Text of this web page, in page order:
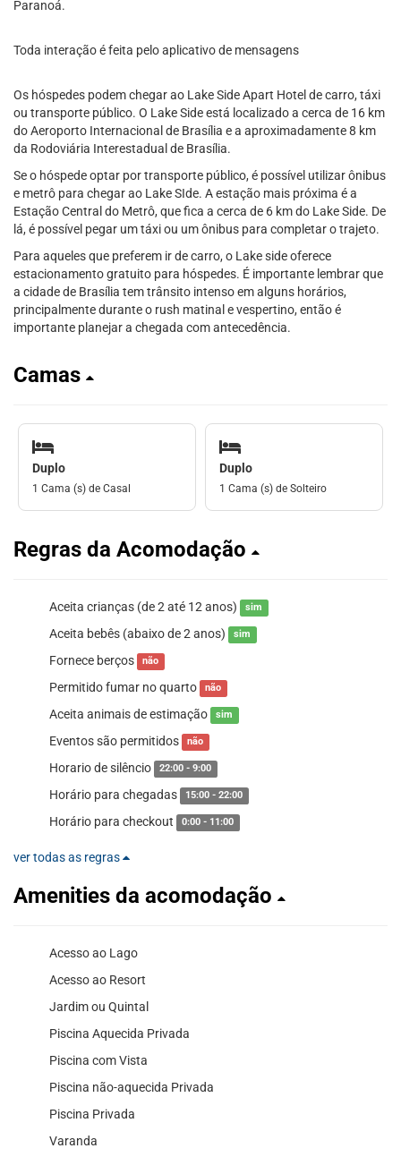
Paranoá.
Toda interação é feita pelo aplicativo de mensagens
Os hóspedes podem chegar ao Lake Side Apart Hotel de carro, táxi
ou transporte público. O Lake Side está localizado a cerca de 16 km
do Aeroporto Internacional de Brasília e a aproximadamente 8 km
da Rodoviária Interestadual de Brasília.
Se o hóspede optar por transporte público, é possível utilizar ônibus
e metrô para chegar ao Lake SIde. A estação mais próxima é a
Estação Central do Metrô, que fica a cerca de 6 km do Lake Side. De
lá, é possível pegar um táxi ou um ônibus para completar o trajeto.
Para aqueles que preferem ir de carro, o Lake side oferece
estacionamento gratuito para hóspedes. É importante lembrar que
a cidade de Brasília tem trânsito intenso em alguns horários,
principalmente durante o rush matinal e vespertino, então é
importante planejar a chegada com antecedência.
Camas
Duplo
1 Cama (s) de Casal
Duplo
1 Cama (s) de Solteiro
Regras da Acomodação
Aceita crianças (de 2 até 12 anos) sim
Aceita bebês (abaixo de 2 anos) sim
Fornece berços não
Permitido fumar no quarto não
Aceita animais de estimação sim
Eventos são permitidos não
Horario de silêncio 22:00 - 9:00
Horário para chegadas 15:00 - 22:00
Horário para checkout 0:00 - 11:00
ver todas as regras
Amenities da acomodação
Acesso ao Lago
Acesso ao Resort
Jardim ou Quintal
Piscina Aquecida Privada
Piscina com Vista
Piscina não-aquecida Privada
Piscina Privada
Varanda